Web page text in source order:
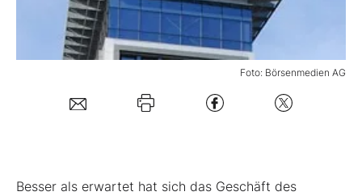
Mein B:O
Kontakt
Foto: Börsenmedien AG
Besser als erwartet hat sich das Geschäft des